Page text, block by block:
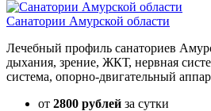
Санатории Амурской области
Лечебный профиль санаториев
дыхания, зрение, ЖКТ, нервная
система, опорно-двигательный
от 2800 рублей за сутки